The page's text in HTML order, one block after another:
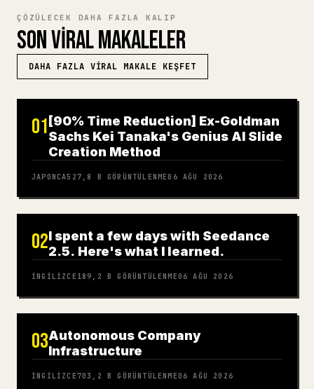
ÇÖZÜLECEK DAHA FAZLA KALIP
SON VIRAL MAKALELER
DAHA FAZLA VIRAL MAKALE KEŞFET
01 [90% Time Reduction] Ex-Goldman
Sachs Kei Tanaka's Genius AI Slide
Creation Method
JAPONCA527,8 B GÖRÜNTÜLENME06 AĞU 2026
02I spent a few days with Seedance
2.5. Here's what I learned.
İNGILIZCE 189,2 B GÖRÜNTÜLENME06 AĞU 2026
03Autonomous Company
Infrastructure
İNGILIZCE703,2 B GÖRÜNTÜLENME06 AĞU 2026